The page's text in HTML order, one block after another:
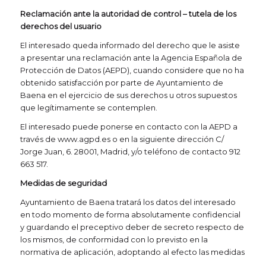
Reclamación ante la autoridad de control – tutela de los
derechos del usuario
El interesado queda informado del derecho que le asiste
a presentar una reclamación ante la Agencia Española de
Protección de Datos (AEPD), cuando considere que no ha
obtenido satisfacción por parte de Ayuntamiento de
Baena en el ejercicio de sus derechos u otros supuestos
que legítimamente se contemplen.
El interesado puede ponerse en contacto con la AEPD a
través de www.agpd.eso en la siguiente dirección C/
Jorge Juan, 6. 28001, Madrid, y/o teléfono de contacto 912
663 517.
Medidas de seguridad
Ayuntamiento de Baena tratará los datos del interesado
en todo momento de forma absolutamente confidencial
y guardando el preceptivo deber de secreto respecto de
los mismos, de conformidad con lo previsto en la
normativa de aplicación, adoptando al efecto las medidas